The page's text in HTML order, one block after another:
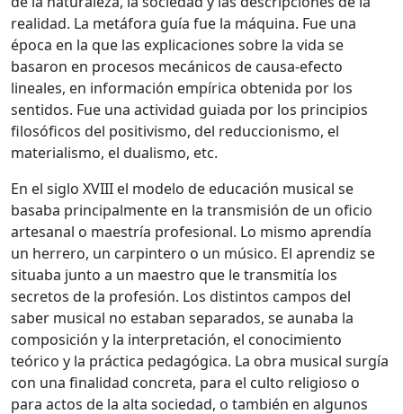
realidad. La metáfora guía fue la máquina. Fue una
época en la que las explicaciones sobre la vida se
basaron en procesos mecánicos de causa-efecto
lineales, en información empírica obtenida por los
sentidos. Fue una actividad guiada por los principios
filosóficos del positivismo, del reduccionismo, el
materialismo, el dualismo, etc.
En el siglo XVIII el modelo de educación musical se
basaba principalmente en la transmisión de un oficio
artesanal o maestría profesional. Lo mismo aprendía
un herrero, un carpintero o un músico. El aprendiz se
situaba junto a un maestro que le transmitía los
secretos de la profesión. Los distintos campos del
saber musical no estaban separados, se aunaba la
composición y la interpretación, el conocimiento
teórico y la práctica pedagógica. La obra musical surgía
con una finalidad concreta, para el culto religioso o
para actos de la alta sociedad, o también en algunos